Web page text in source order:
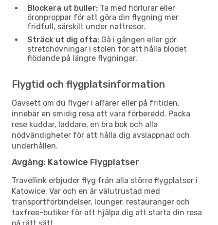
Blockera ut buller: Ta med hörlurar eller
öronproppar för att göra din flygning mer
fridfull, särskilt under nattresor.
Sträck ut dig ofta: Gå i gången eller gör
stretchövningar i stolen för att hålla blodet
flödande på längre flygningar.
Flygtid och flygplatsinformation
Oavsett om du flyger i affärer eller på fritiden,
innebär en smidig resa att vara förberedd. Packa
rese kuddar, laddare, en bra bok och alla
nödvändigheter för att hålla dig avslappnad och
underhållen.
Avgång: Katowice Flygplatser
Travellink erbjuder flyg från alla större flygplatser i
Katowice. Var och en är välutrustad med
transportförbindelser, lounger, restauranger och
taxfree-butiker för att hjälpa dig att starta din resa